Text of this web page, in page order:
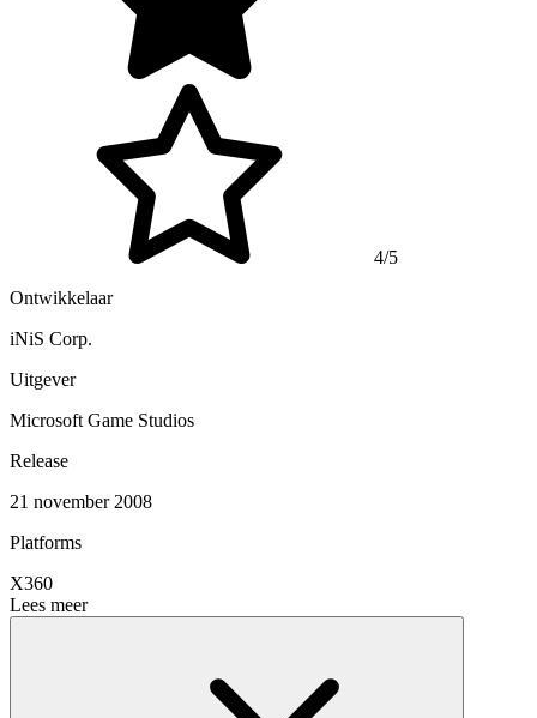
4/5
Ontwikkelaar
iNiS Corp.
Uitgever
Microsoft Game Studios
Release
21 november 2008
Platforms
X360
Lees meer